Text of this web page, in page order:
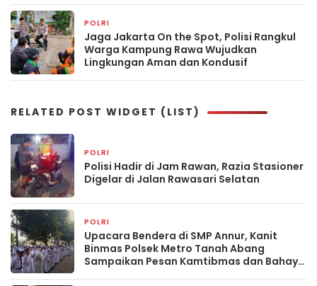
POLRI
Jaga Jakarta On the Spot, Polisi Rangkul
Warga Kampung Rawa Wujudkan
Lingkungan Aman dan Kondusif
RELATED POST WIDGET (LIST)
POLRI
Polisi Hadir di Jam Rawan, Razia Stasioner
Digelar di Jalan Rawasari Selatan
POLRI
Upacara Bendera di SMP Annur, Kanit
Binmas Polsek Metro Tanah Abang
Sampaikan Pesan Kamtibmas dan Bahaya